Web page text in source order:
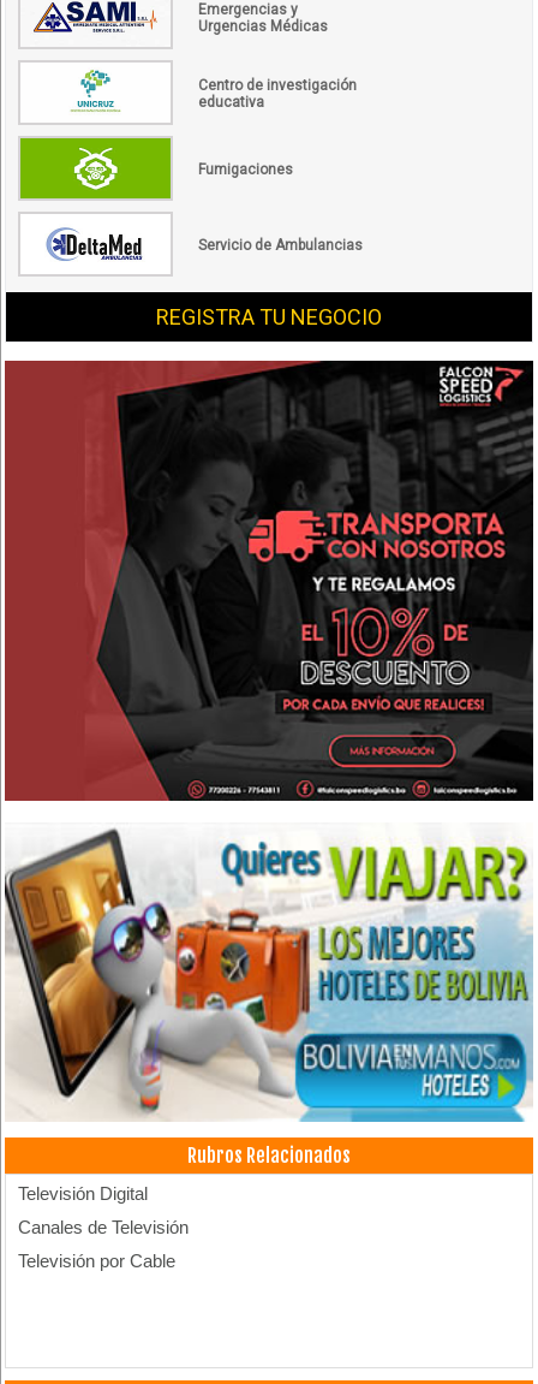
Emergencias y
Urgencias Médicas
Centro de investigación
educativa
Fumigaciones
Servicio de Ambulancias
REGISTRA TU NEGOCIO
Rubros Relacionados
Televisión Digital
Canales de Televisión
Televisión por Cable